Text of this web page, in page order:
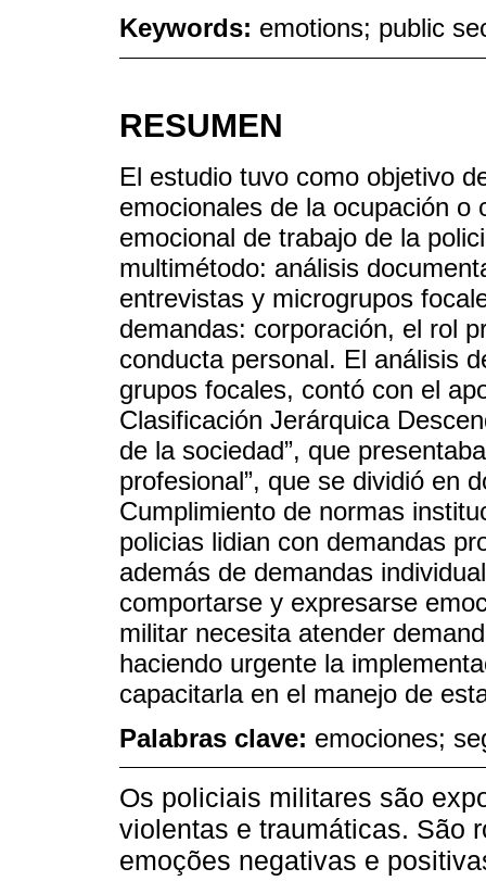
Keywords: emotions; public
RESUMEN
El estudio tuvo como objetivo
emocionales de la ocupación o
emocional de trabajo de la
multimétodo: análisis
entrevistas y microgrupos
demandas: corporación, el rol
conducta personal. El análisis
grupos focales, contó con el
Clasificación Jerárquica
de la sociedad”, que
profesional”, que se dividió en
Cumplimiento de normas
policias lidian con demandas
además de demandas
comportarse y expresarse
militar necesita atender
haciendo urgente la
capacitarla en el manejo de
Palabras clave: emociones;
Os policiais militares são
violentas e traumáticas. São
emoções negativas e